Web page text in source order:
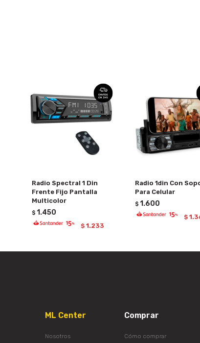
Radio Spectral 1 Din
Frente Fijo Pantalla
Multicolor
$ 1.450
$ 1.233
Radio 1din Con
Para Celular
$ 1.600
$
ML Center
Nosotros
Comprar
Cómo comprar